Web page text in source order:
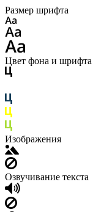
Размер шрифта
Цвет фона и шрифта
Изображения
Озвучивание текста